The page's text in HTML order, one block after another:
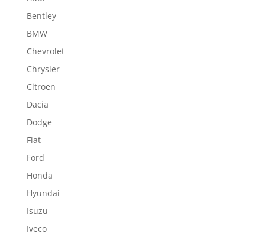
Bentley
BMW
Chevrolet
Chrysler
Citroen
Dacia
Dodge
Fiat
Ford
Honda
Hyundai
Isuzu
Iveco